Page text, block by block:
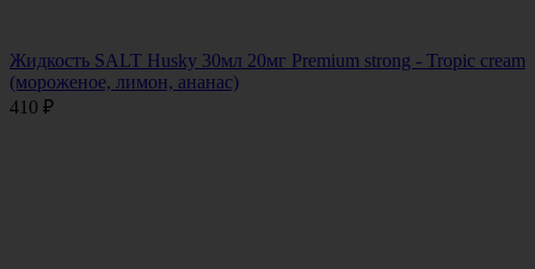
Жидкость SALT Husky 30мл 20мг Premium strong - Tropic cream
(мороженое, лимон, ананас)
410 ₽